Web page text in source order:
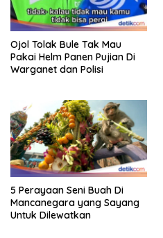
Ojol Tolak Bule Tak Mau
Pakai Helm Panen Pujian Di
Warganet dan Polisi
5 Perayaan Seni Buah Di
Mancanegara yang Sayang
Untuk Dilewatkan